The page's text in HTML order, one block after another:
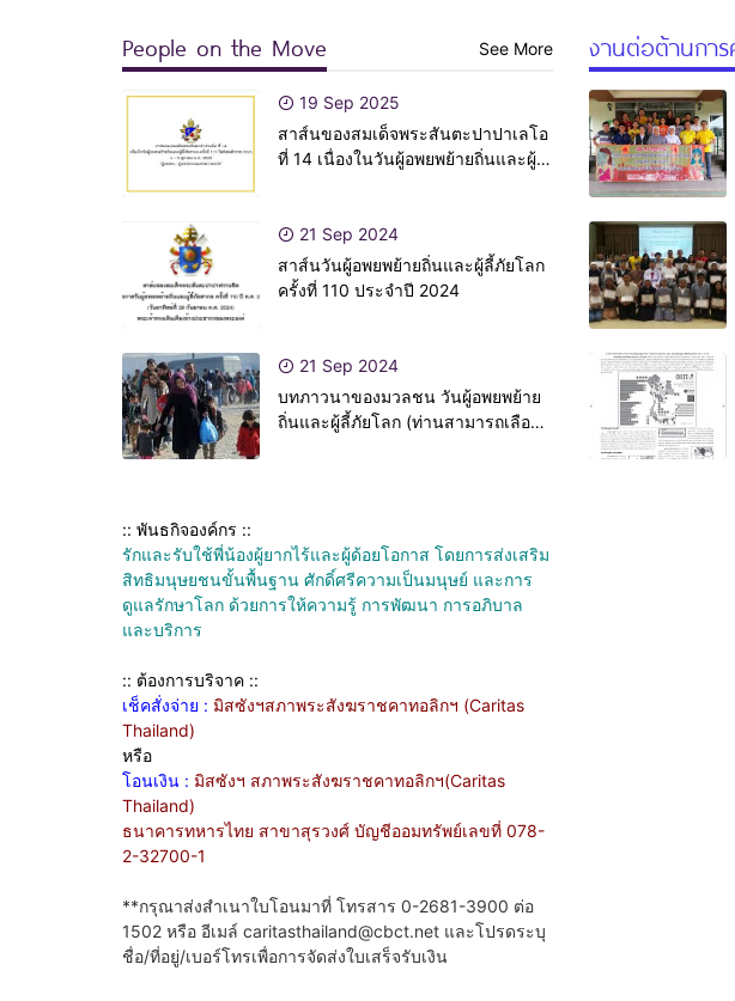
People on the Move See More
19 Sep 2025
สาส์นของสมเด็จพระสันตะปาปาเลโอ
ที่ 14 เนื่องในวันผู้อพยพย้ายถิ่นและผู้ลี้
21 Sep 2024
สาส์นวันผู้อพยพย้ายถิ่นและผู้ลี้ภัยโลก
ครั้งที่ 110 ประจำปี 2024
21 Sep 2024
บทภาวนาของมวลชน วันผู้อพยพย้าย
ถิ่นและผู้ลี้ภัยโลก (ท่านสามารถเลือก
งานต่อต้านกา
:: พันธกิจองค์กร ::
รักและรับใช้พี่น้องผู้ยากไร้และผู้ด้อยโอกาส โดยการส่งเสริม
สิทธิมนุษยชนขั้นพื้นฐาน ศักดิ์ศรีความเป็นมนุษย์ และการ
ดูแลรักษาโลก ด้วยการให้ความรู้ การพัฒนา การอภิบาล
และบริการ
:: ต้องการบริจาค ::
เช็คสั่งจ่าย : มิสซังฯสภาพระสังฆราชคาทอลิกฯ (Caritas
Thailand)
หรือ
โอนเงิน : มิสซังฯ สภาพระสังฆราชคาทอลิกฯ(Caritas
Thailand)
ธนาคารทหารไทย สาขาสุรวงศ์ บัญชีออมทรัพย์เลขที่ 078-
2-32700-1
**กรุณาส่งสำเนาใบโอนมาที่ โทรสาร 0-2681-3900 ต่อ
1502 หรือ อีเมล์ caritasthailand@cbct.net และโปรดระบุ
ชื่อ/ที่อยู่/เบอร์โทรเพื่อการจัดส่งใบเสร็จรับเงิน